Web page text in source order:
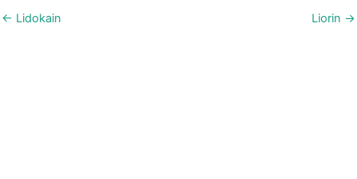
← Lidokain Liorin →